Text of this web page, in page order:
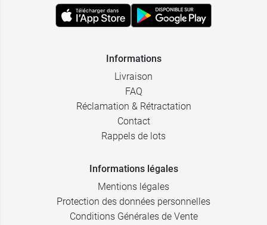
Informations
Livraison
FAQ
Réclamation & Rétractation
Contact
Rappels de lots
Informations légales
Mentions légales
Protection des données personnelles
Conditions Générales de Vente